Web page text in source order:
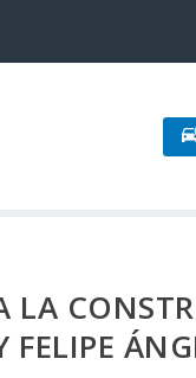
LA
FELIPE